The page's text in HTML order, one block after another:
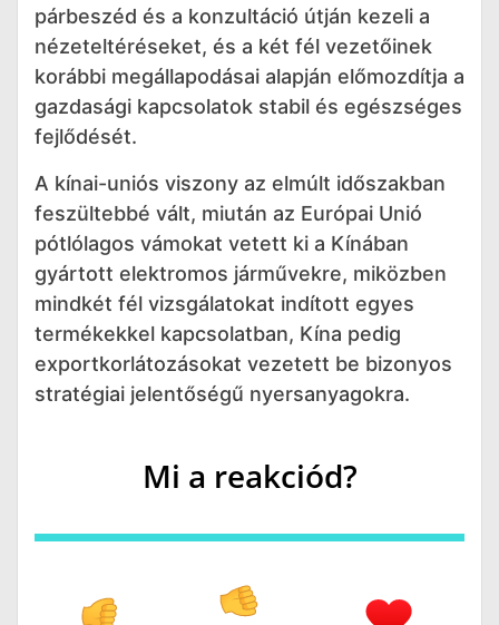
párbeszéd és a konzultáció útján kezeli a
nézeteltéréseket, és a két fél vezetőinek
korábbi megállapodásai alapján előmozdítja a
gazdasági kapcsolatok stabil és egészséges
fejlődését.
A kínai-uniós viszony az elmúlt időszakban
feszültebbé vált, miután az Európai Unió
pótlólagos vámokat vetett ki a Kínában
gyártott elektromos járművekre, miközben
mindkét fél vizsgálatokat indított egyes
termékekkel kapcsolatban, Kína pedig
exportkorlátozásokat vezetett be bizonyos
stratégiai jelentőségű nyersanyagokra.
Mi a reakciód?